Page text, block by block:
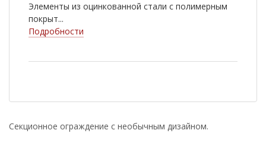
Элементы из оцинкованной стали с полимерным
покрыт...
Подробности
Секционное ограждение с необычным дизайном.